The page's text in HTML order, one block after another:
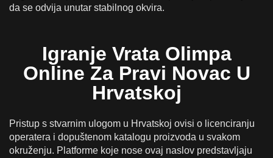
da se odvija unutar stabilnog okvira.
Igranje Vrata Olimpa
Online Za Pravi Novac U
Hrvatskoj
Pristup s stvarnim ulogom u Hrvatskoj ovisi o licenciranju
operatera i dopuštenom katalogu proizvoda u svakom
okruženju. Platforme koje nose ovaj naslov predstavljaju